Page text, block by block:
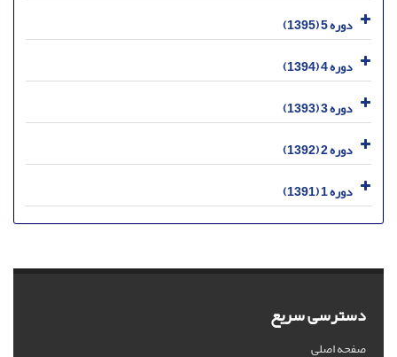
دوره 5 (1395)
دوره 4 (1394)
دوره 3 (1393)
دوره 2 (1392)
دوره 1 (1391)
دسترسی سریع
صفحه اصلی